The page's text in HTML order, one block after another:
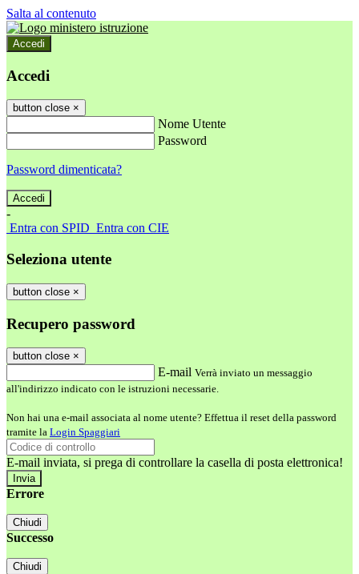
Salta al contenuto
Accedi
Accedi
button close ×
Nome Utente
Password
Password dimenticata?
-
Entra con SPID Entra con CIE
Seleziona utente
button close ×
Recupero password
button close ×
E-mail Verrà inviato un messaggio
all'indirizzo indicato con le istruzioni necessarie.
Non hai una e-mail associata al nome utente? Effettua il reset della password
tramite la Login Spaggiari
E-mail inviata, si prega di controllare la casella di posta elettronica!
Errore
Chiudi
Successo
Chiudi